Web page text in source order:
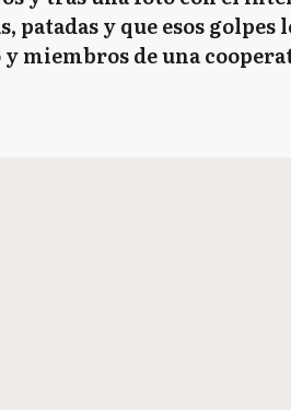
patadas y que esos
miembros de una